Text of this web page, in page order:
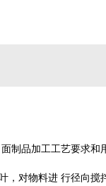
制品加工工艺要求和
，对物料进 行径向搅